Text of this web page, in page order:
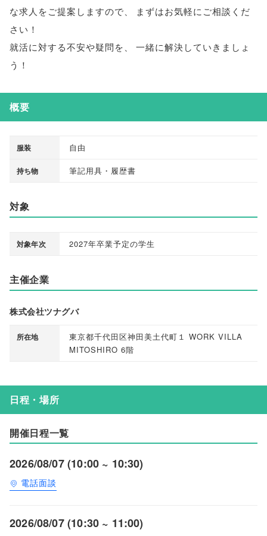
な求人をご提案しますので
まずはお気軽にご相談くだ
さい！
就活に対する不安や疑問を
一緒に解決していきましょ
う！
概要
服装 自由
持ち物 筆記用具・履歴書
対象
対象年次 2027年卒業予定の学生
主催企業
株式会社ツナグバ
所在地
東京都千代田区神田美土代町１ WORK VILLA
MITOSHIRO 6階
日程・場所
開催日程一覧
2026/08/07 (10:00 ~ 10:30)
電話面談
2026/08/07 (10:30 ~ 11:00)